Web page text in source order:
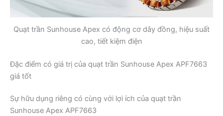
Quạt trần Sunhouse Apex có động cơ dây đồng, hiệu suất
cao, tiết kiệm điện
Đặc điểm có giá trị của quạt trần Sunhouse Apex APF7663
giá tốt
Sự hữu dụng riêng có cùng với lợi ích của quạt trần
Sunhouse Apex APF7663